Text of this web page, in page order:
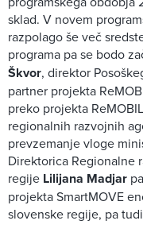
sklad. V novem
razpolago še več
programa pa se bodo
Škvor, direktor
partner projekta
preko projekta
regionalnih razvojnih
prevzemanje vloge
Direktorica Regionalne
regije Lilijana Madjar
projekta SmartMOVE
slovenske regije, pa